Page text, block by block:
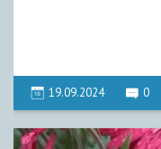
19.09.2024 0